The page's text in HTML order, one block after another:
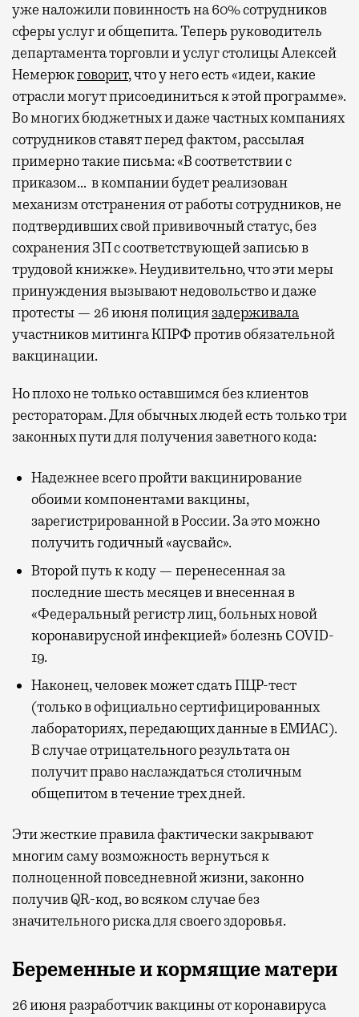
уже наложили повинность на 60% сотрудников
сферы услуг и общепита. Теперь руководитель
департамента торговли и услуг столицы Алексей
Немерюкговорит, что у него есть «идеи, какие
отрасли могут присоединиться к этой программе».
Во многих бюджетных и даже частных компаниях
сотрудников ставят перед фактом, рассылая
примерно такие письма: «В соответствии с
приказом… в компании будет реализован
механизм отстранения от работы сотрудников, не
подтвердивших свой прививочный статус, без
сохранения ЗП с соответствующей записью в
трудовой книжке». Неудивительно, что эти меры
принуждения вызывают недовольство и даже
протесты — 26 июня полициязадерживала
участников митинга КПРФ против обязательной
вакцинации.
Но плохо не только оставшимся без клиентов
рестораторам. Для обычных людей есть только три
законных пути для получения заветного кода:
Надежнее всего пройти вакцинирование
обоими компонентами вакцины,
зарегистрированной в России. За это можно
получить годичный «аусвайс».
Второй путь к коду — перенесенная за
последние шесть месяцев и внесенная в
«Федеральный регистр лиц, больных новой
коронавирусной инфекцией» болезнь COVID-
19.
Наконец, человек может сдать ПЦР-тест
(только в официально сертифицированных
лабораториях, передающих данные в ЕМИАС).
В случае отрицательного результата он
получит право наслаждаться столичным
общепитом в течение трех дней.
Эти жесткие правила фактически закрывают
многим саму возможность вернуться к
полноценной повседневной жизни, законно
получив QR-код, во всяком случае без
значительного риска для своего здоровья.
Беременные и кормящие матери
26 июня разработчик вакцины от коронавируса